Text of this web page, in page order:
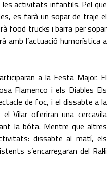
activitats infantils. Pel que
es farà un sopar de traje el
food trucks i barra per sopar
amb l’actuació humorística a
a la Festa Major. El
Flamenco i els Diables Els
de foc, i el dissabte a la
Vilar oferiran una cercavila
la bóta. Mentre que altres
dissabte al matí, els
s’encarregaran del Ral·li